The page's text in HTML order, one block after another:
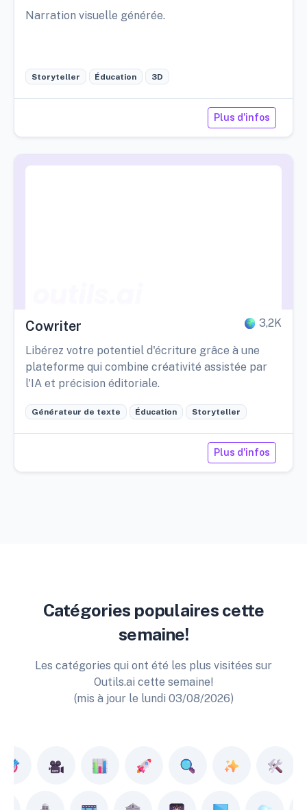
Narration visuelle générée.
Storyteller Éducation 3D
Plus d'infos
Cowriter 3,2K
Libérez votre potentiel d'écriture grâce à une
plateforme qui combine créativité assistée par
l'IA et précision éditoriale.
Générateur de texte Éducation Storyteller
Plus d'infos
Catégories populaires cette
semaine!
Les catégories qui ont été les plus visitées sur
Outils.ai cette semaine!
(mis à jour le lundi 03/08/2026)